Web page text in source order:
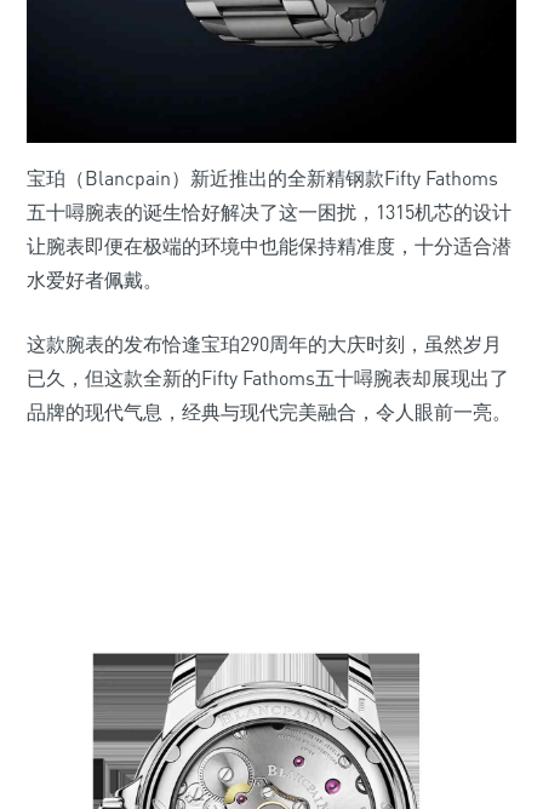
宝珀（Blancpain）新近推出的全新精钢款Fifty Fathoms
五十噚腕表的诞生恰好解决了这一困扰，1315机芯的设计
让腕表即便在极端的环境中也能保持精准度，十分适合潜
水爱好者佩戴。
这款腕表的发布恰逢宝珀290周年的大庆时刻，虽然岁月
已久，但这款全新的Fifty Fathoms五十噚腕表却展现出了
品牌的现代气息，经典与现代完美融合，令人眼前一亮。